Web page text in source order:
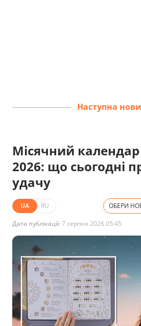
Наступна
Місячний
2026: що сьогодні
удачу
UA RU ОБЕРИ
Дата публікації:7 серпня 2026 05:45